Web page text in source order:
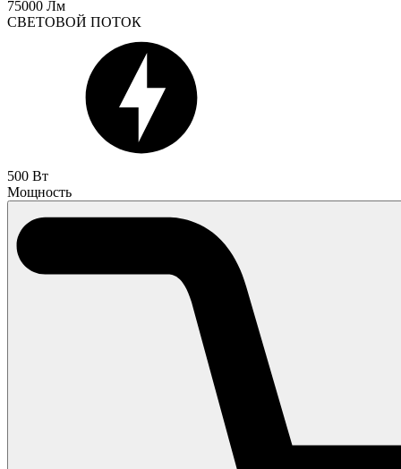
75000 Лм
СВЕТОВОЙ ПОТОК
500 Вт
Мощность